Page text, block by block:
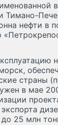
Тимано-
нефти в
страны
в мае
25 млн